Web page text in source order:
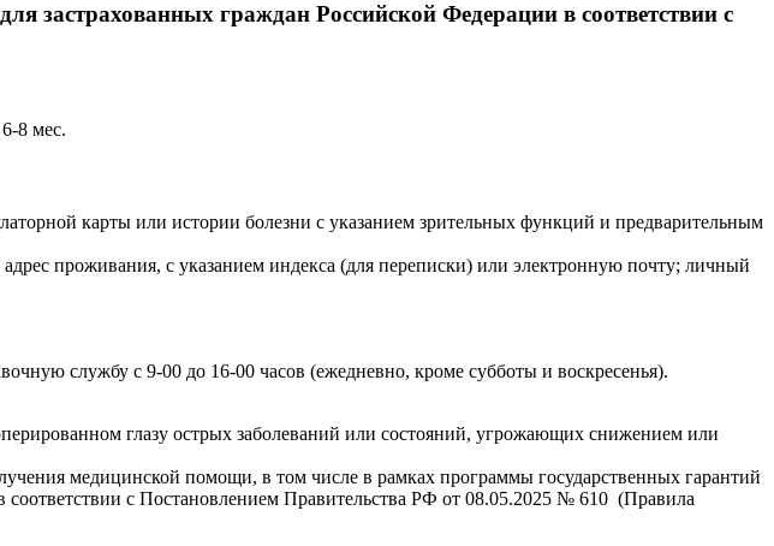
застрахованных граждан Российской Федерации в соответствии с
8 мес.
карты или истории болезни с указанием зрительных функций и предварительным
проживания, с указанием индекса (для переписки) или электронную почту; личный
службу с 9-00 до 16-00 часов (ежедневно, кроме субботы и воскресенья).
глазу острых заболеваний или состояний, угрожающих снижением или
медицинской помощи, в том числе в рамках программы государственных гарантий
с Постановлением Правительства РФ от 08.05.2025 № 610 (Правила